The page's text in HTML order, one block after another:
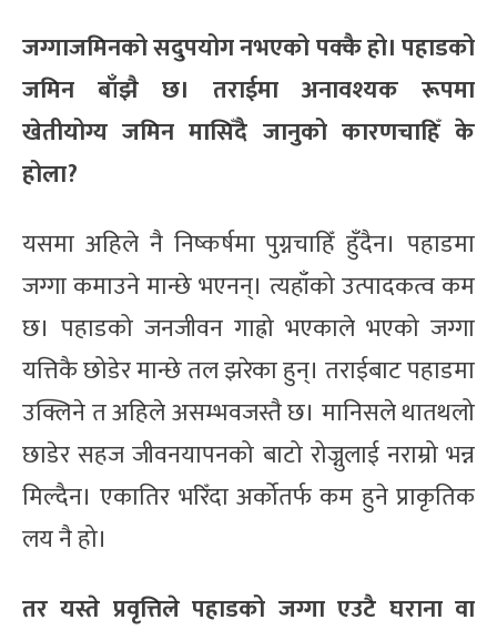
जग्गाजमिनको सदुपयोग नभएको पक्कै हो। पहाडको
जमिन बाँझै छ। तराईमा अनावश्यक रूपमा
खेतीयोग्य जमिन मासिँदै जानुको कारणचाहिँ के
होला?
यसमा अहिले नै निष्कर्षमा पुग्नचाहिँ हुँदैन। पहाडमा
जग्गा कमाउने मान्छे भएनन्। त्यहाँको उत्पादकत्व कम
छ। पहाडको जनजीवन गाह्रो भएकाले भएको जग्गा
यत्तिकै छोडेर मान्छे तल झरेका हुन्। तराईबाट पहाडमा
उक्लिने त अहिले असम्भवजस्तै छ। मानिसले थातथलो
छाडेर सहज जीवनयापनको बाटो रोज्नुलाई नराम्रो भन्न
मिल्दैन। एकातिर भरिँदा अर्कोतर्फ कम हुने प्राकृतिक
लय नै हो।
तर यस्ते प्रवृत्तिले पहाडको जग्गा एउटै घराना वा